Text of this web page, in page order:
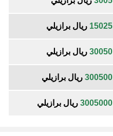
15025 ريال برازيلي
30050 ريال برازيلي
300500 ريال برازيلي
3005000 ريال برازيلي